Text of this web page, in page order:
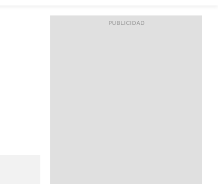
ACCESO FULL - $1.800/MES